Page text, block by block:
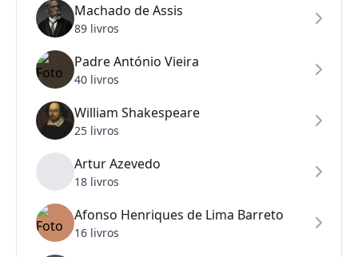
Machado de Assis
89 livros
Padre António Vieira
40 livros
William Shakespeare
25 livros
Artur Azevedo
18 livros
Afonso Henriques de Lima Barreto
16 livros